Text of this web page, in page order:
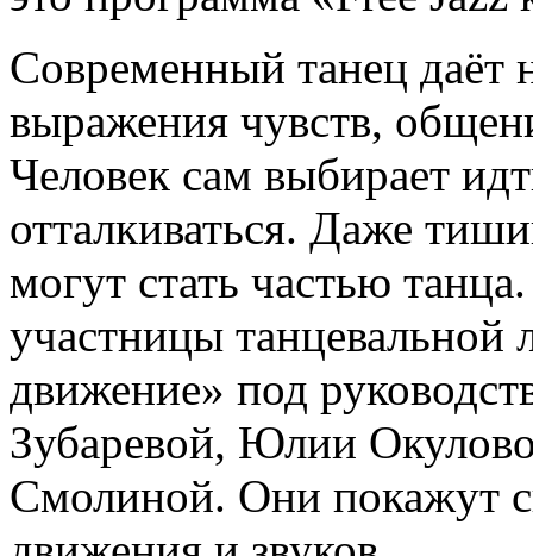
Современный танец даёт
выражения чувств,
Человек сам выбирает
отталкиваться. Даже
могут стать частью
участницы
движение» под
Зубаревой, Юлии
Смолиной. Они покажут